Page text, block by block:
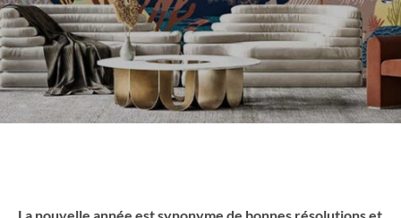
La nouvelle année est synonyme de bonnes résolutions et